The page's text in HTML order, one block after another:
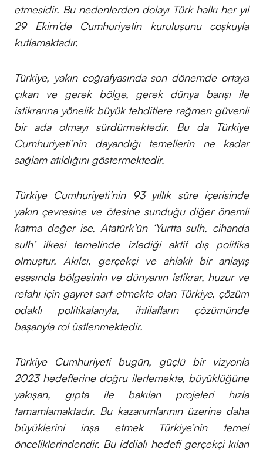
etmesidir. Bu nedenlerden dolayı Türk halkı her yıl
29 Ekim’de Cumhuriyetin kuruluşunu coşkuyla
kutlamaktadır.
Türkiye, yakın coğrafyasında son dönemde ortaya
çıkan ve gerek bölge, gerek dünya barışı ile
istikrarına yönelik büyük tehditlere rağmen güvenli
bir ada olmayı sürdürmektedir. Bu da Türkiye
Cumhuriyeti’nin dayandığı temellerin ne kadar
sağlam atıldığını göstermektedir.
Türkiye Cumhuriyeti’nin 93 yıllık süre içerisinde
yakın çevresine ve ötesine sunduğu diğer önemli
katma değer ise, Atatürk’ün ‘Yurtta sulh, cihanda
sulh’ ilkesi temelinde izlediği aktif dış politika
olmuştur. Akılcı, gerçekçi ve ahlaklı bir anlayış
esasında bölgesinin ve dünyanın istikrar, huzur ve
refahı için gayret sarf etmekte olan Türkiye, çözüm
odaklı politikalarıyla, ihtilafların çözümünde
başarıyla rol üstlenmektedir.
Türkiye Cumhuriyeti bugün, güçlü bir vizyonla
2023 hedeflerine doğru ilerlemekte, büyüklüğüne
yakışan, gıpta ile bakılan projeleri hızla
tamamlamaktadır. Bu kazanımlarının üzerine daha
büyüklerini inşa etmek Türkiye’nin temel
önceliklerindendir. Bu iddialı hedefi gerçekçi kılan